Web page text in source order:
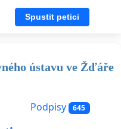
Spustit petici
ústavu ve Žďáře
Podpisy 645